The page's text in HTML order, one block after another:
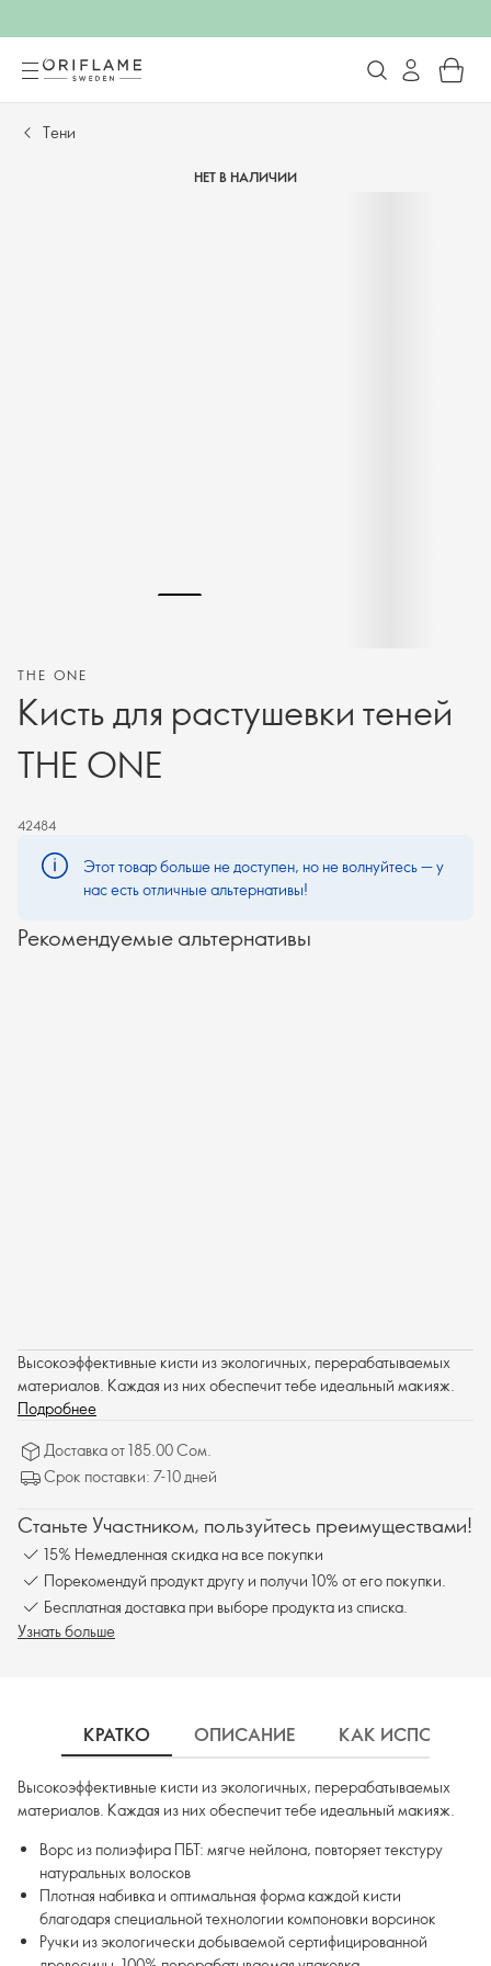
Тени
НЕТ В НАЛИЧИИ
THE ONE
Кисть для растушевки теней
THE ONE
42484
Этот товар больше не доступен, но не волнуйтесь — у
нас есть отличные альтернативы!
Рекомендуемые альтернативы
Высокоэффективные кисти из экологичных, перерабатываемых
материалов. Каждая из них обеспечит тебе идеальный макияж.
Подробнее
Доставка от 185.00 Сом.
Срок поставки: 7-10 дней
Станьте Участником, пользуйтесь преимуществами!
15% Немедленная скидка на все покупки
Порекомендуй продукт другу и получи 10% от его покупки.
Бесплатная доставка при выборе продукта из списка.
Узнать больше
КРАТКО ОПИСАНИЕ КАК
Высокоэффективные кисти из экологичных, перерабатываемых
материалов. Каждая из них обеспечит тебе идеальный макияж.
Ворс из полиэфира ПБТ: мягче нейлона, повторяет текстуру
натуральных волосков
Плотная набивка и оптимальная форма каждой кисти
благодаря специальной технологии компоновки ворсинок
Ручки из экологически добываемой сертифицированной